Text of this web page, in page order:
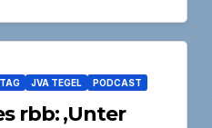
JVA TEGEL PODCAST
rbb: ‚Unter